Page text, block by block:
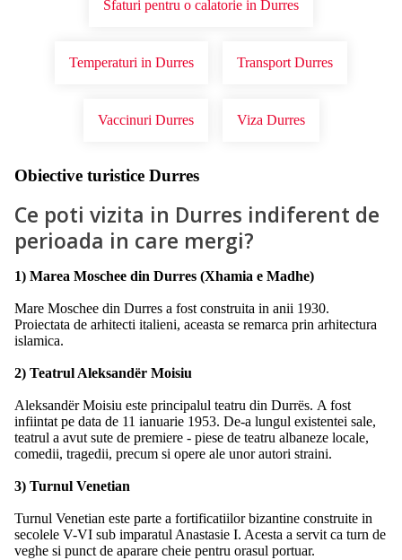
Sfaturi pentru o calatorie in Durres
Temperaturi in Durres Transport Durres
Vaccinuri Durres Viza Durres
Obiective turistice Durres
Ce poti vizita in Durres indiferent de
perioada in care mergi?
1) Marea Moschee din Durres (Xhamia e Madhe)
Mare Moschee din Durres a fost construita in anii 1930.
Proiectata de arhitecti italieni, aceasta se remarca prin arhitectura
islamica.
2) Teatrul Aleksandër Moisiu
Aleksandër Moisiu este principalul teatru din Durrës. A fost
infiintat pe data de 11 ianuarie 1953. De-a lungul existentei sale,
teatrul a avut sute de premiere - piese de teatru albaneze locale,
comedii, tragedii, precum si opere ale unor autori straini.
3) Turnul Venetian
Turnul Venetian este parte a fortificatiilor bizantine construite in
secolele V-VI sub imparatul Anastasie I. Acesta a servit ca turn de
veghe si punct de aparare cheie pentru orasul portuar.